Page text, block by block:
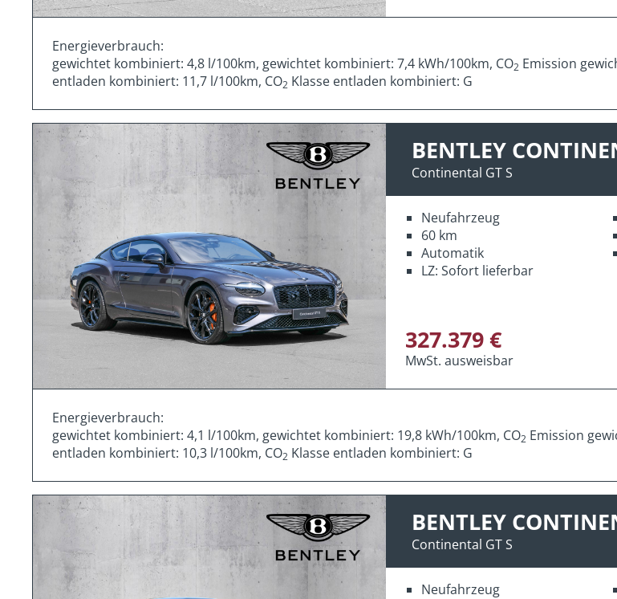
Energieverbrauch:
gewichtet kombiniert: 4,8 l/100km, gewichtet kombiniert: 7,4 kWh/100km, CO2 Emission
entladen kombiniert: 11,7 l/100km, CO2 Klasse entladen kombiniert: G
BENTLEY
Continental GT S
Neufahrzeug
60 km
Automatik
LZ: Sofort lieferbar
327.379 €
MwSt. ausweisbar
Energieverbrauch:
gewichtet kombiniert: 4,1 l/100km, gewichtet kombiniert: 19,8 kWh/100km, CO2 Emission
entladen kombiniert: 10,3 l/100km, CO2 Klasse entladen kombiniert: G
BENTLEY
Continental GT S
Neufahrzeug